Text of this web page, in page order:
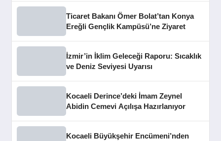
Ticaret Bakanı Ömer Bolat’tan Konya
Ereğli Gençlik Kampüsü’ne Ziyaret
İzmir’in İklim Geleceği Raporu: Sıcaklık
ve Deniz Seviyesi Uyarısı
Kocaeli Derince’deki İmam Zeynel
Abidin Cemevi Açılışa Hazırlanıyor
Kocaeli Büyükşehir Encümeni’nden